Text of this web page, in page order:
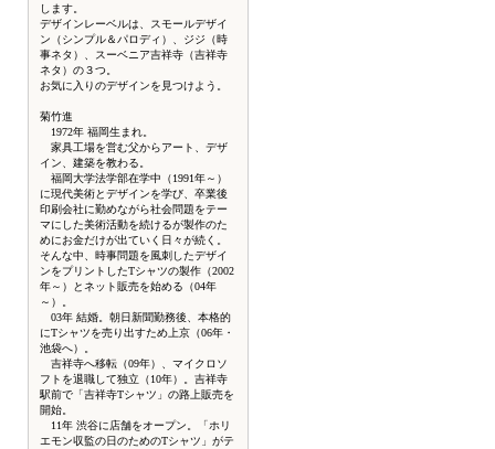
します。
デザインレーベルは、スモールデザイ
ン（シンプル＆パロディ）、ジジ（時
事ネタ）、スーベニア吉祥寺（吉祥寺
ネタ）の３つ。
お気に入りのデザインを見つけよう。
菊竹進
1972年 福岡生まれ。
家具工場を営む父からアート、デザ
イン、建築を教わる。
福岡大学法学部在学中（1991年～）
に現代美術とデザインを学び、卒業後
印刷会社に勤めながら社会問題をテー
マにした美術活動を続けるが製作のた
めにお金だけが出ていく日々が続く。
そんな中、時事問題を風刺したデザイ
ンをプリントしたTシャツの製作（2002
年～）とネット販売を始める（04年
～）。
03年 結婚。朝日新聞勤務後、本格的
にTシャツを売り出すため上京（06年・
池袋へ）。
吉祥寺へ移転（09年）、マイクロソ
フトを退職して独立（10年）。吉祥寺
駅前で「吉祥寺Tシャツ」の路上販売を
開始。
11年 渋谷に店舗をオープン。「ホリ
エモン収監の日のためのTシャツ」がテ